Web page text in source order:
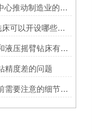
VMC855加工中心推动制造业的发展
XK7136数控铣床可以开设哪些考核项目？
机械摇臂钻床和液压摇臂钻床有什么区别
精度差的问题
使用数控车床前需要注意的细节有哪些呢？